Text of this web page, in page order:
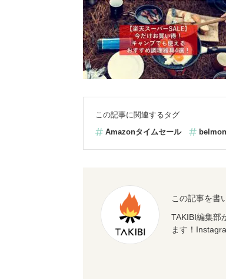
この記事に関連するタグ
Amazonタイムセール
この記事を書
TAKIBI編集部
ます！